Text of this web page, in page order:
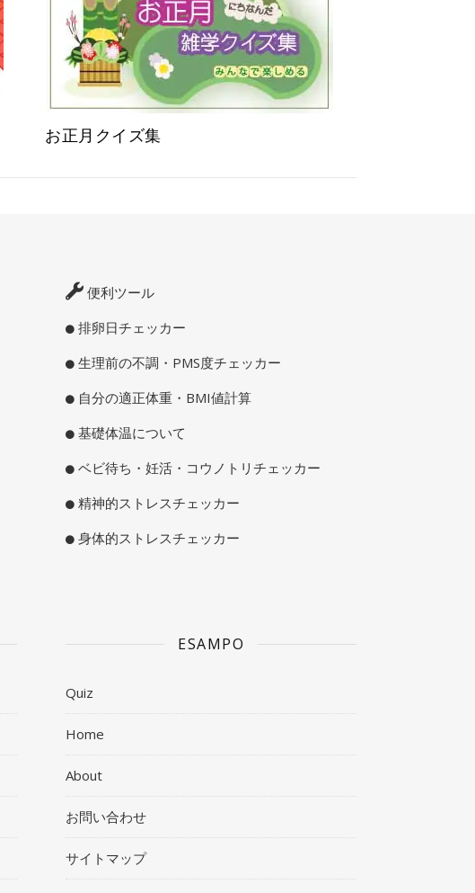
お正月クイズ集
便利ツール
排卵日チェッカー
生理前の不調・PMS度チェッカー
自分の適正体重・BMI値計算
基礎体温について
ベビ待ち・妊活・コウノトリチェッカー
精神的ストレスチェッカー
身体的ストレスチェッカー
ESAMPO
Quiz
Home
About
お問い合わせ
サイトマップ